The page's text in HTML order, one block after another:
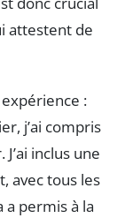
attestent de
:
j’ai compris
inclus une
avec tous les
a permis à la